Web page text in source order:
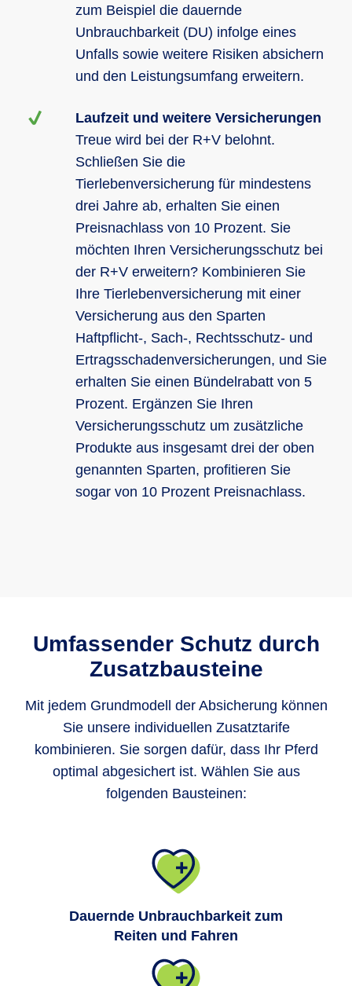
zum Beispiel die dauernde
Unbrauchbarkeit (DU) infolge eines
Unfalls sowie weitere Risiken absichern
und den Leistungsumfang erweitern.
Laufzeit und weitere Versicherungen
Treue wird bei der R+V belohnt.
Schließen Sie die
Tierlebenversicherung für mindestens
drei Jahre ab, erhalten Sie einen
Preisnachlass von 10 Prozent. Sie
möchten Ihren Versicherungsschutz bei
der R+V erweitern? Kombinieren Sie
Ihre Tierlebenversicherung mit einer
Versicherung aus den Sparten
Haftpflicht-, Sach-, Rechtsschutz- und
Ertragsschadenversicherungen, und Sie
erhalten Sie einen Bündelrabatt von 5
Prozent. Ergänzen Sie Ihren
Versicherungsschutz um zusätzliche
Produkte aus insgesamt drei der oben
genannten Sparten, profitieren Sie
sogar von 10 Prozent Preisnachlass.
Umfassender Schutz durch
Zusatzbausteine
Mit jedem Grundmodell der Absicherung können
Sie unsere individuellen Zusatztarife
kombinieren. Sie sorgen dafür, dass Ihr Pferd
optimal abgesichert ist. Wählen Sie aus
folgenden Bausteinen:
Dauernde Unbrauchbarkeit zum
Reiten und Fahren